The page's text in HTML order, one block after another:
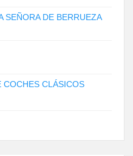
SEÑORA DE BERRUEZA
COCHES CLÁSICOS